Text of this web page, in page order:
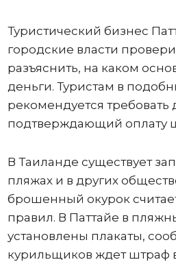
Туристический бизнес
городские власти
разъяснить, на каком
деньги. Туристам в
рекомендуется требовать
подтверждающий оплату
В Таиланде существует
пляжах и в других
брошенный окурок
правил. В Паттайе в
установлены плакаты,
курильщиков ждет штраф в